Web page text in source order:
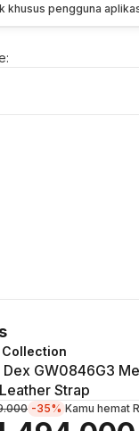
khusus pengguna
Collection
Dex GW0846G3
Strap
-35% Kamu hemat